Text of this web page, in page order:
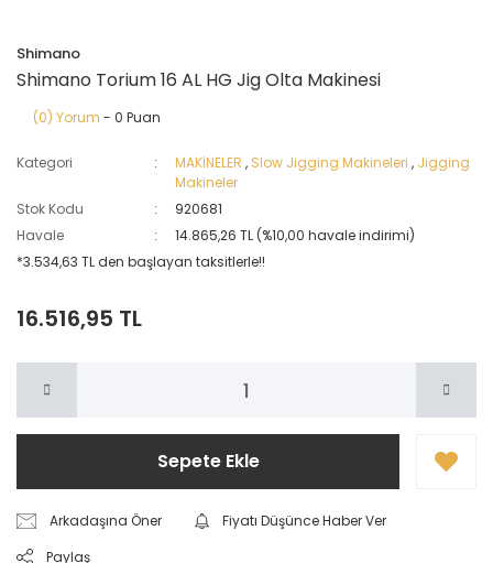
Shimano
Shimano Torium 16 AL HG Jig Olta Makinesi
(0) Yorum - 0 Puan
Kategori MAKİNELER , Slow Jigging Makineleri , Jigging
Makineler
Stok Kodu
920681
Havale
14.865,26 TL (%10,00 havale indirimi)
*3.534,63 TL den başlayan taksitlerle!!
16.516,95 TL
Sepete Ekle
Arkadaşına Öner
Fiyatı Düşünce Haber Ver
Paylaş